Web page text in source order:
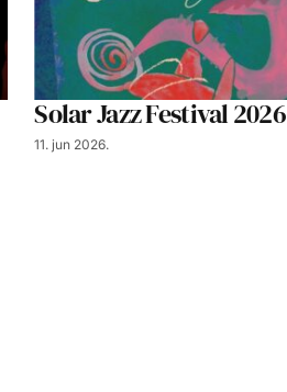
Solar Jazz Festival 2026
11. jun 2026.